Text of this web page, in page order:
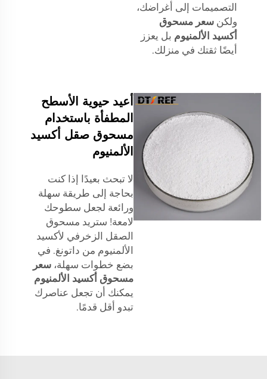
التصميمات إلى أغراضك،
ولكن سعر مسحوق
أكسيد الألمنيوم بل يعزز
أيضًا ثقتك في منزلك.
أعيد حيوية الأسطح
المطفأة باستخدام
مسحوق صقل أكسيد
الألمنيوم
لا تبحث بعيدًا إذا كنت
بحاجة إلى طريقة سهلة
ورائعة لجعل سطوحك
لامعة! ستريد مسحوق
الصقل الزخرفي لأكسيد
الألمنيوم من داتونغ. في
بضع خطوات سهلة، سعر
مسحوق أكسيد الألمنيوم
يمكنك أن تجعل عناصرك
تبدو أقل قدمًا.